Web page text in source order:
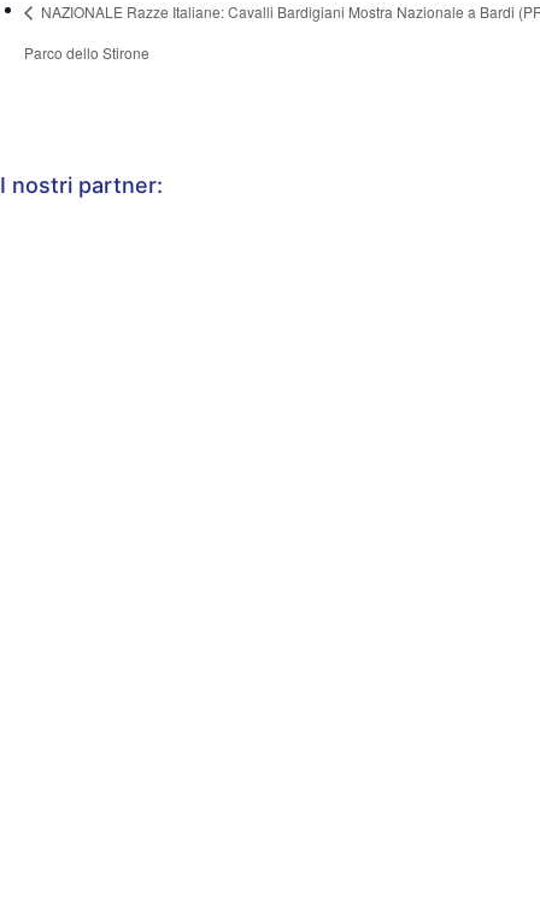
NAZIONALE Razze Italiane: Cavalli Bardigiani Mostra Nazionale a Bardi
Parco dello Stirone
I nostri partner: